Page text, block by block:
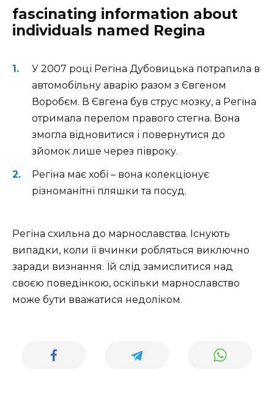
fascinating information about
individuals named Regina
У 2007 році Регіна Дубовицька потрапила в
автомобільну аварію разом з Євгеном
Воробєм. В Євгена був струс мозку, а Регіна
отримала перелом правого стегна. Вона
змогла відновитися і повернутися до
зйомок лише через півроку.
Регіна має хобі – вона колекціонує
різноманітні пляшки та посуд.
Регіна схильна до марнославства. Існують
випадки, коли її вчинки робляться виключно
заради визнання. Їй слід замислитися над
своєю поведінкою, оскільки марнославство
може бути вважатися недоліком.